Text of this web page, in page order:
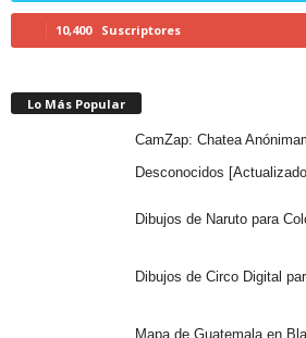
10,400 Suscriptores
Lo Más Popular
CamZap: Chatea
Desconocidos
Dibujos de Naruto para
Dibujos de Circo Digital
Mapa de Guatemala en